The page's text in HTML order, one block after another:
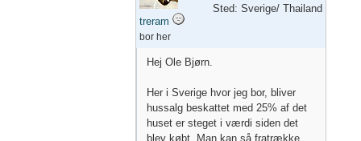
treram
bor her
Sted: Sverige/ Thailand
Hej Ole Bjørn.
Her i Sverige hvor jeg bor, bliver
hussalg beskattet med 25% af det
huset er steget i værdi siden det
blev købt. Man kan så fratrække